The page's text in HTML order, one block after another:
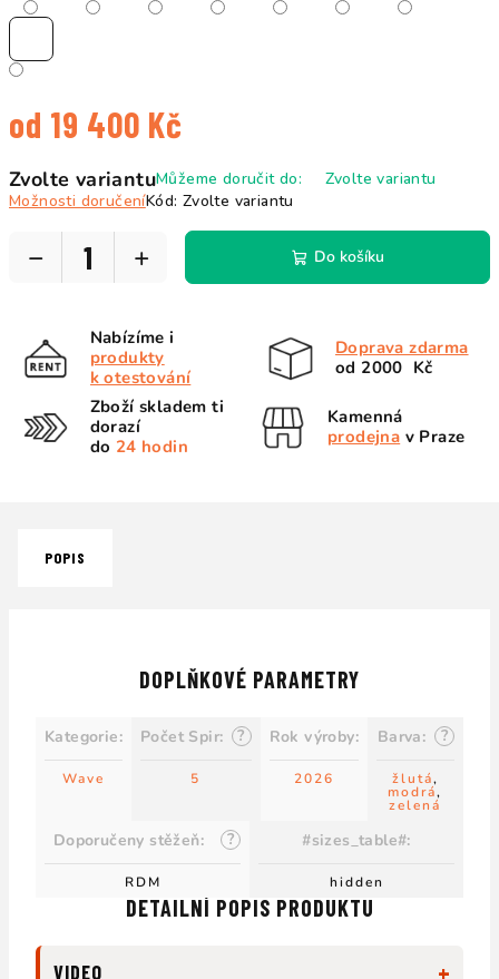
od 19 400 Kč
cena:
Zvolte variantuMůžeme doručit do:
Zvolte variantu
Možnosti doručeníKód: Zvolte variantu
+
− Do košíku
Nabízíme i
produkty
k otestování
Doprava zdarma
od 2000 Kč
Zboží skladem ti
dorazí
do 24 hodin
Kamenná
prodejna v Praze
POPIS
DETAILNÍ POPIS PRODUKTU
VIDEO +
DOPLŇKOVÉ PARAMETRY
Kategorie:
Wave
?
Počet Spir:
5
Rok výroby:
2026
?
Barva:
žlutá,
modrá,
zelená
?
Doporučeny stěžeň:
RDM
#sizes_table#:
hidden